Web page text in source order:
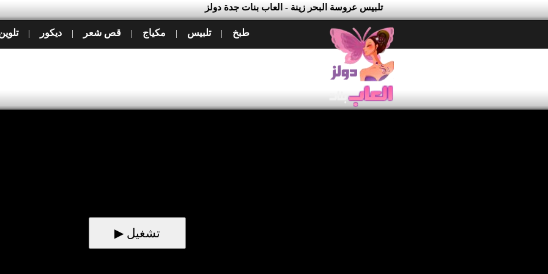
تلبيس عروسة البحر زينة - العاب بنات جدة دولز
طبخ | تلبيس | مكياج | قص شعر | ديكور |
▶ تشغيل